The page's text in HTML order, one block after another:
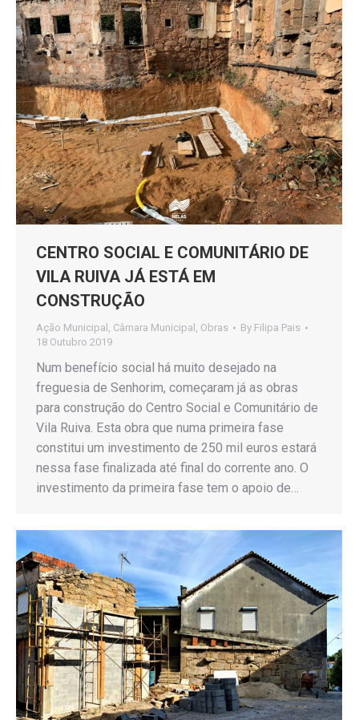
CENTRO SOCIAL E COMUNITÁRIO DE
VILA RUIVA JÁ ESTÁ EM
CONSTRUÇÃO
Ação Municipal Câmara Municipal Obras By Filipa Pais
18 Outubro 2019
Num benefício social há muito desejado na
freguesia de Senhorim, começaram já as obras
para construção do Centro Social e Comunitário de
Vila Ruiva. Esta obra que numa primeira fase
constitui um investimento de 250 mil euros estará
nessa fase finalizada até final do corrente ano. O
investimento da primeira fase tem o apoio de…